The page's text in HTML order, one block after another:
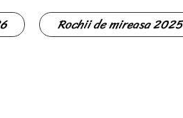
Rochii de mireasa 2025